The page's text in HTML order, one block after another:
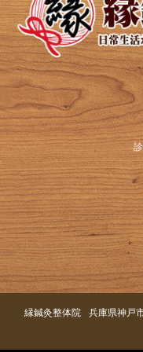
縁鍼灸整体院 兵庫県神戸